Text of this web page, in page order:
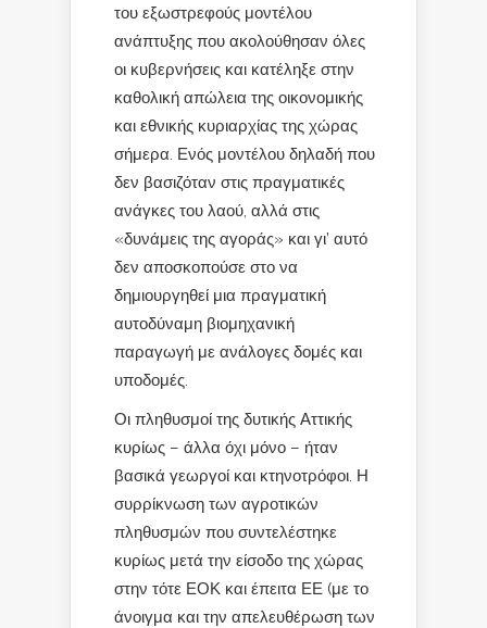
του εξωστρεφούς μοντέλου
ανάπτυξης που ακολούθησαν όλες
οι κυβερνήσεις και κατέληξε στην
καθολική απώλεια της οικονομικής
και εθνικής κυριαρχίας της χώρας
σήμερα. Ενός μοντέλου δηλαδή που
δεν βασιζόταν στις πραγματικές
ανάγκες του λαού, αλλά στις
«δυνάμεις της αγοράς» και γι’ αυτό
δεν αποσκοπούσε στο να
δημιουργηθεί μια πραγματική
αυτοδύναμη βιομηχανική
παραγωγή με ανάλογες δομές και
υποδομές.
Οι πληθυσμοί της δυτικής Αττικής
κυρίως – άλλα όχι μόνο – ήταν
βασικά γεωργοί και κτηνοτρόφοι. Η
συρρίκνωση των αγροτικών
πληθυσμών που συντελέστηκε
κυρίως μετά την είσοδο της χώρας
στην τότε ΕΟΚ και έπειτα ΕΕ (με το
άνοιγμα και την απελευθέρωση των